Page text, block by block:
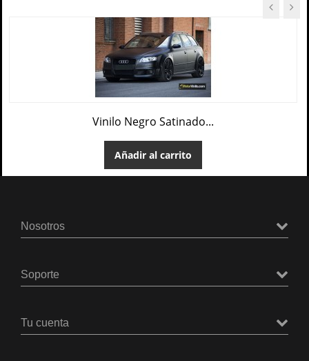
Vinilo Negro Satinado...
Añadir al carrito
Nosotros
Soporte
Tu cuenta